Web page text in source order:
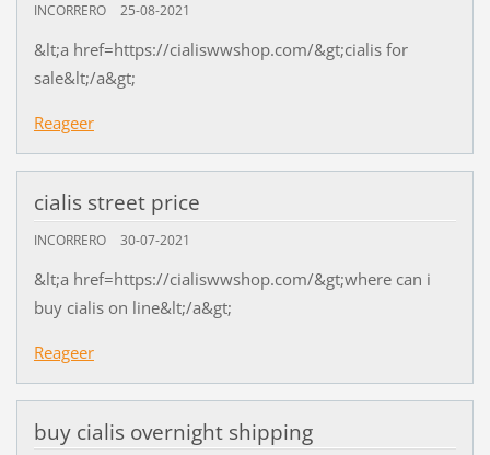
INCORRERO 25-08-2021
&lt;a href=https://cialiswwshop.com/&gt;cialis for
sale&lt;/a&gt;
Reageer
cialis street price
INCORRERO 30-07-2021
&lt;a href=https://cialiswwshop.com/&gt;where can i
buy cialis on line&lt;/a&gt;
Reageer
buy cialis overnight shipping